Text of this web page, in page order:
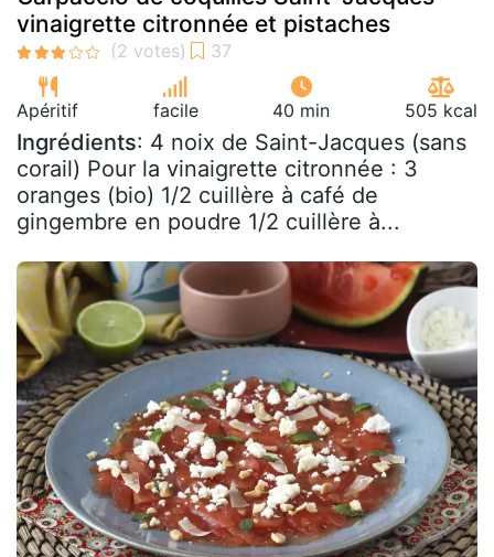
vinaigrette citronnée et pistaches
Apéritif facile 40 min 505 kcal
Ingrédients: 4 noix de Saint-Jacques (sans
corail) Pour la vinaigrette citronnée : 3
oranges (bio) 1/2 cuillère à café de
gingembre en poudre 1/2 cuillère à...